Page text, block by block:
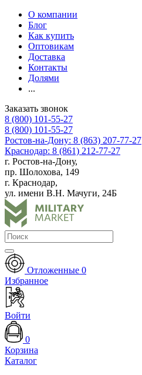
О компании
Блог
Как купить
Оптовикам
Доставка
Контакты
Долями
...
Заказать звонок
8 (800) 101-55-27
8 (800) 101-55-27
Ростов-на-Дону: 8 (863) 207-77-27
Краснодар: 8 (861) 212-77-27
г. Ростов-на-Дону,
пр. Шолохова, 149
г. Краснодар,
ул. имени В.Н. Мачуги, 24Б
Отложенные 0
Избранное
Войти
0
Корзина
Каталог